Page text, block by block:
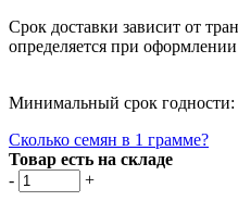
Срок доставки зависит от
определяется при оформлении
Минимальный срок годности:
Сколько семян в 1 грамме?
Товар есть на складе
-
+